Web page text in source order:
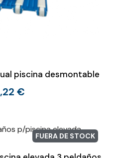
piscina desmontable
€
FUERA DE STOCK